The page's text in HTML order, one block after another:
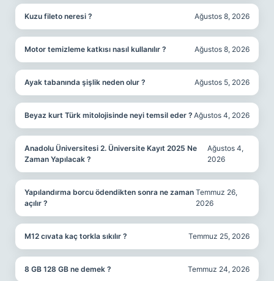
Kuzu fileto neresi ? Ağustos 8, 2026
Motor temizleme katkısı nasıl kullanılır ? Ağustos 8, 2026
Ayak tabanında şişlik neden olur ? Ağustos 5, 2026
Beyaz kurt Türk mitolojisinde neyi temsil eder ? Ağustos 4, 2026
Anadolu Üniversitesi 2. Üniversite Kayıt 2025 Ne
Zaman Yapılacak ?
Ağustos 4,
2026
Yapılandırma borcu ödendikten sonra ne zaman
açılır ?
Temmuz 26,
2026
M12 cıvata kaç torkla sıkılır ? Temmuz 25, 2026
8 GB 128 GB ne demek ? Temmuz 24, 2026